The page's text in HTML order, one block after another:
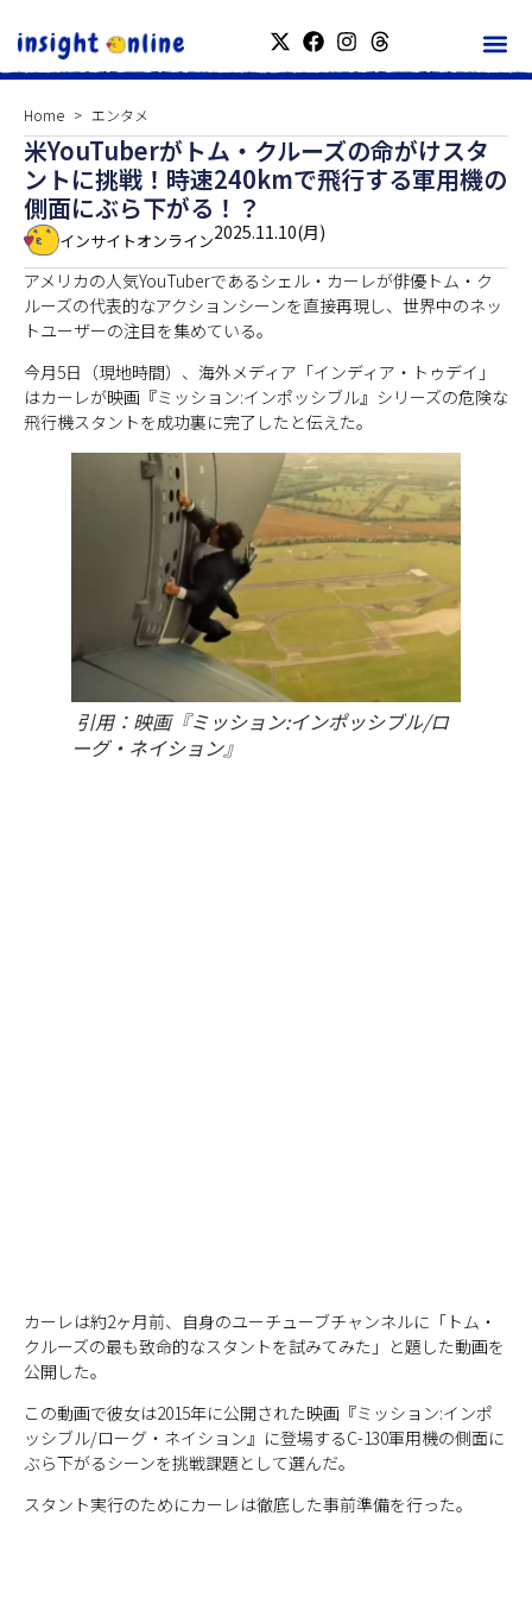
Home エンタメ
米YouTuberがトム・クルーズの命がけスタ
ントに挑戦！時速240kmで飛行する軍用機の
側面にぶら下がる！？
インサイトオンライン2025.11.10(月)
アメリカの人気YouTuberであるシェル・カーレが俳優トム・ク
ルーズの代表的なアクションシーンを直接再現し、世界中のネッ
トユーザーの注目を集めている。
今月5日（現地時間）、海外メディア「インディア・トゥデイ」
はカーレが映画『ミッション:インポッシブル』シリーズの危険な
飛行機スタントを成功裏に完了したと伝えた。
引用：映画『ミッション:インポッシブル/ロ
ーグ・ネイション』
カーレは約2ヶ月前、自身のユーチューブチャンネルに「トム・
クルーズの最も致命的なスタントを試みてみた」と題した動画を
公開した。
この動画で彼女は2015年に公開された映画『ミッション:インポ
ッシブル/ローグ・ネイション』に登場するC-130軍用機の側面に
ぶら下がるシーンを挑戦課題として選んだ。
スタント実行のためにカーレは徹底した事前準備を行った。